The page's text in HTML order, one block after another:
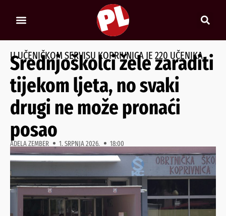
U UČENIČKOM SERVISU KOPRIVNICA JE 220 UČENIKA
Srednjoškolci žele zaraditi
tijekom ljeta, no svaki
drugi ne može pronaći
posao
ADELA ZEMBER 1. SRPNJA 2026. 18:00